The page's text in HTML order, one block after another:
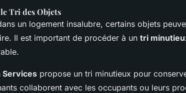
Tri des Objets
un logement insalubre, certains objets
Il est important de procéder à un tri
Services propose un tri minutieux pour
collaborent avec les occupants ou leurs